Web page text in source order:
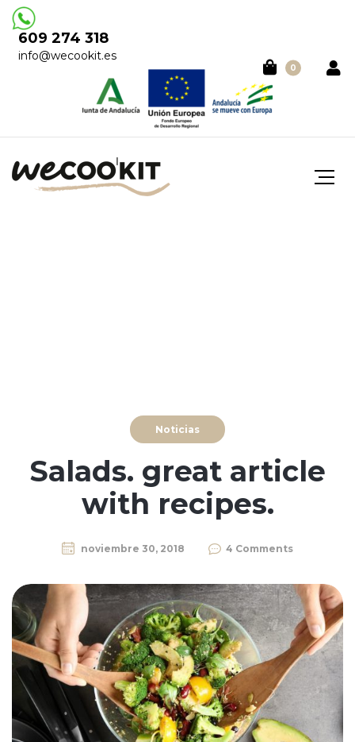
609 274 318
info@wecookit.es
0
Noticias
Salads. great article
with recipes.
noviembre 30, 2018 4 Comments